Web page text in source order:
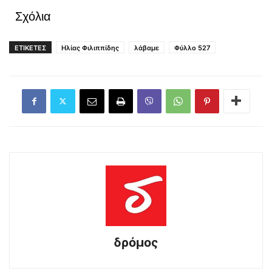
Σχόλια
ΕΤΙΚΕΤΕΣ Ηλίας Φιλιππίδης λάβαμε Φύλλο 527
δρόμος